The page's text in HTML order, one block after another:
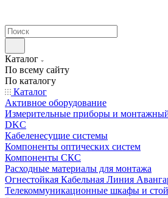
Каталог
По всему сайту
По каталогу
Каталог
Активное оборудование
Измерительные приборы и
DKC
Кабеленесущие системы
Компоненты оптических систем
Компоненты СКС
Расходные материалы для монтажа
Огнестойкая Кабельная Линия
Телекоммуникационные шкафы и